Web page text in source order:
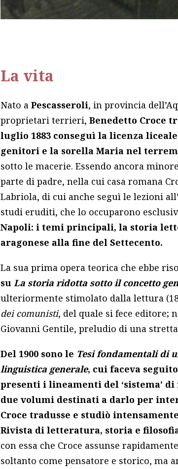
La vita
Nato aPescasseroli, in provincia
proprietari terrieri,Benedetto Croce
luglio 1883 conseguì la licenza
genitori e la sorella Maria nel
sotto le macerie. Essendo ancora
parte di padre, nella cui casa romana
Labriola, di cui anche seguì le lezioni
studi eruditi, che lo occuparono
Napoli: i temi principali, la storia
aragonese alla fine del Settecento.
La sua prima opera teorica che ebbe
su La storia ridotta sotto il concetto
ulteriormente stimolato dalla lettura
dei comunisti, del quale si fece editore;
Giovanni Gentile, preludio di una
Del 1900 sono le Tesi fondamentali di
linguistica generale, cui faceva
presenti i lineamenti del ‘sistema’
due volumi destinati a darlo per
Croce tradusse e studiò
Rivista di letteratura, storia e
con essa che Croce assunse
soltanto come pensatore e storico, ma